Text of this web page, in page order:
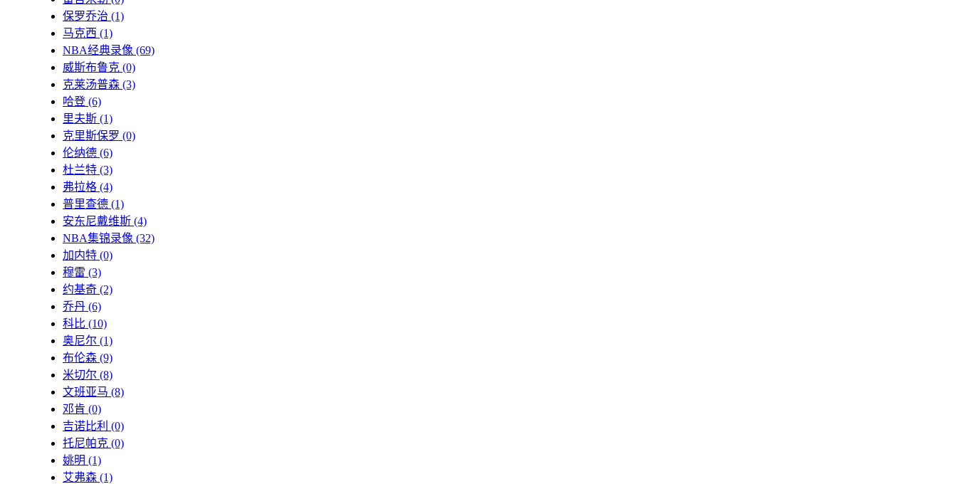
保罗乔治 (1)
马克西 (1)
NBA经典录像 (69)
威斯布鲁克 (0)
克莱汤普森 (3)
哈登 (6)
里夫斯 (1)
克里斯保罗 (0)
伦纳德 (6)
杜兰特 (3)
弗拉格 (4)
普里查德 (1)
安东尼戴维斯 (4)
NBA集锦录像 (32)
加内特 (0)
穆雷 (3)
约基奇 (2)
乔丹 (6)
科比 (10)
奥尼尔 (1)
布伦森 (9)
米切尔 (8)
文班亚马 (8)
邓肯 (0)
吉诺比利 (0)
托尼帕克 (0)
姚明 (1)
艾弗森 (1)